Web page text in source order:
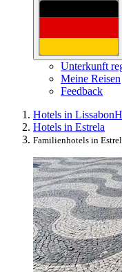
Unterkunft
Meine Reisen
Feedback
Hotels in Lissabon
Hotels in Estrela
Familienhotels in